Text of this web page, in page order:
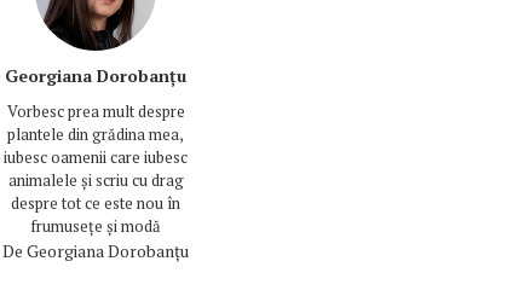
Georgiana Dorobanțu
Vorbesc prea mult despre
plantele din grădina mea,
iubesc oamenii care iubesc
animalele și scriu cu drag
despre tot ce este nou în
frumusețe și modă
De Georgiana Dorobanțu